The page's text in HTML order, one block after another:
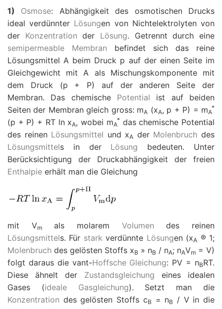
1) Osmose: Abhängigkeit des osmotischen Drucks
ideal verdünnter Lösungen von Nichtelektrolyten von
der Konzentration der Lösung. Getrennt durch eine
semipermeable Membran befindet sich das reine
Lösungsmittel A beim Druck p auf der einen Seite im
Gleichgewicht mit A als Mischungskomponente mit
dem Druck (p + P) auf der anderen Seite der
Membran. Das chemische Potential ist auf beiden
Seiten der Membran gleich gross: mA (xA, p + P) = mA
*
(p + P) + RTln xA, wobei mA
* das chemische Potential
des reinen Lösungsmittel und xA der Molenbruch des
Lösungsmittels in der Lösung bedeuten. Unter
Berücksichtigung der Druckabhängigkeit der freien
Enthalpie erhält man die Gleichung
mit Vmals molarem Volumen des reinen
Lösungsmittels. Für stark verdünnte Lösungen (xA ® 1;
Molenbruch des gelösten Stoffs xB » nB / nA; nAVm = V)
folgt daraus die vant-Hoffsche Gleichung: PV = nBRT.
Diese ähnelt der Zustandsgleichung eines idealen
Gases (ideale Gasgleichung). Setzt man die
Konzentration des gelösten Stoffs cB = nB / Vin die